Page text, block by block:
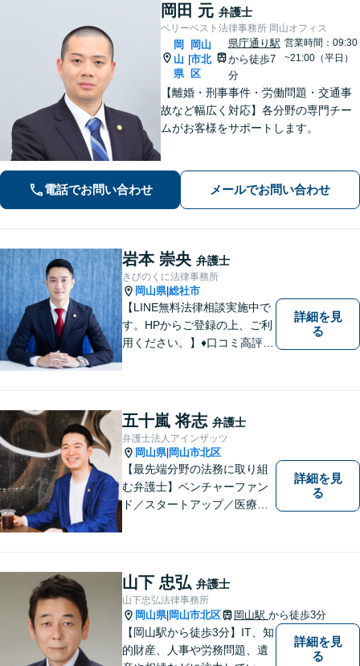
岡田 元 弁護士
ベリーベスト法律事務所 岡山オフィス
岡
山
県
|
岡山
市北
区
県庁通り駅
から徒歩7
分
営業時間：09:30
~21:00（平日）
【離婚・刑事事件・労働問題・交通事
故など幅広く対応】各分野の専門チー
ムがお客様をサポートします。
電話でお問い合わせ メールでお問い合わせ
岩本 崇央 弁護士
きびのくに法律事務所
岡山県|総社市
【LINE無料法律相談実施中で
す。HPからご登録の上、ご利
用ください。】♦口コミ高評価
大の理解者として活動いたし
ます。【完全個室】【初回３
０分無料面談】
詳細を見
る
五十嵐 将志 弁護士
弁護士法人アインザッツ
岡山県| 岡山市北区
【最先端分野の法務に取り組
む弁護士】ベンチャーファン
ド／スタートアップ／医療介
れるよう、専門性の高い分野
に積極的に取り組みます。少
数の案件に集中し、「迅速対
応」を実現します！
詳細を見
る
山下 忠弘 弁護士
山下忠弘法律事務所
岡山県| 岡山市北区 岡山駅 から徒歩3分
【岡山駅から徒歩3分】IT、知
的財産、人事や労務問題、遺
詳細を見
る